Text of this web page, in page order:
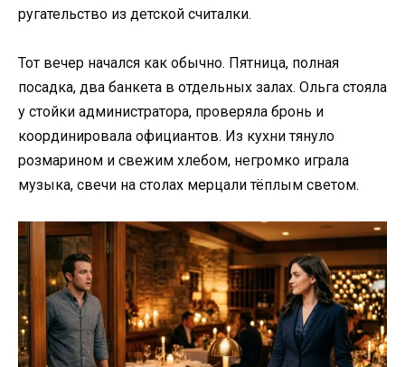
ругательство из детской считалки.
Тот вечер начался как обычно. Пятница, полная
посадка, два банкета в отдельных залах. Ольга стояла
у стойки администратора, проверяла бронь и
координировала официантов. Из кухни тянуло
розмарином и свежим хлебом, негромко играла
музыка, свечи на столах мерцали тёплым светом.